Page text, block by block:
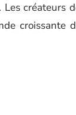
créateurs
croissante